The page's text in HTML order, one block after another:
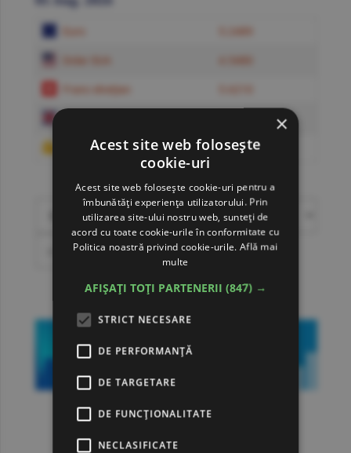
Gram de aur 607.9521
convertor valutar
»
=
?
mai multe cotaţii valutare
×
Acest site web folosește
cookie-uri
Acest site web folosește cookie-uri pentru a
îmbunătăți experiența utilizatorului. Prin
utilizarea site-ului nostru web, sunteți de
acord cu toate cookie-urile în conformitate cu
Politica noastră privind cookie-urile.Află mai
multe
AFIȘAȚI TOȚI PARTENERII (847) →
STRICT NECESARE
DE PERFORMANȚĂ
DE TARGETARE
DE FUNCŢIONALITATE
NECLASIFICATE